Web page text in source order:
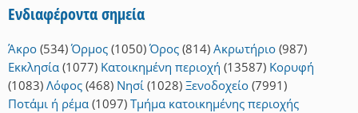
Ενδιαφέροντα σημεία
Άκρο (534) Όρμος (1050) Όρος (814) Ακρωτήριο (987)
Εκκλησία (1077) Κατοικημένη περιοχή (13587) Κορυφή
(1083) Λόφος (468) Νησί (1028) Ξενοδοχείο (7991)
Ποτάμι ή ρέμα (1097) Τμήμα κατοικημένης περιοχής